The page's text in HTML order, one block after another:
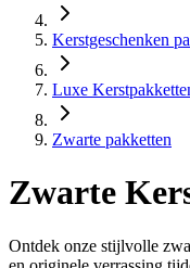
Kerstgeschenken
Luxe
Zwarte pakketten
Zwarte
Ontdek onze stijlvolle